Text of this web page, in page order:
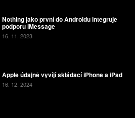
Nothing jako první do Androidu integruje
podporu iMessage
16. 11. 2023
Apple údajně vyvíjí skládací iPhone a iPad
16. 12. 2024